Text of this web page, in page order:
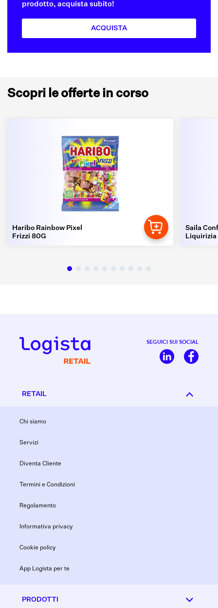
prodotto, acquista subito!
ACQUISTA
Scopri le offerte in corso
Haribo Rainbow Pixel
Frizzi 80G
Saila
Liquirizia
SEGUICI SUI SOCIAL
RETAIL
Chi siamo
Servizi
Diventa Cliente
Termini e Condizioni
Regolamento
Informativa privacy
Cookie policy
App Logista per te
PRODOTTI